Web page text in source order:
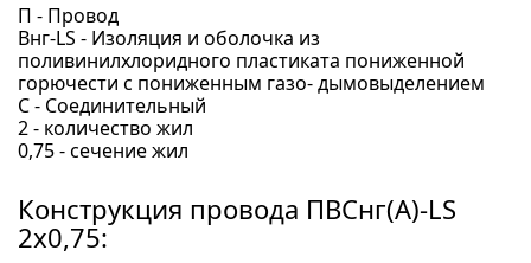
П - Провод
Внг-LS - Изоляция и оболочка из
поливинилхлоридного пластиката пониженной
горючести с пониженным газо- дымовыделением
С - Соединительный
2 - количество жил
0,75 - сечение жил
Конструкция провода ПВСнг(А)-LS
2х0,75: